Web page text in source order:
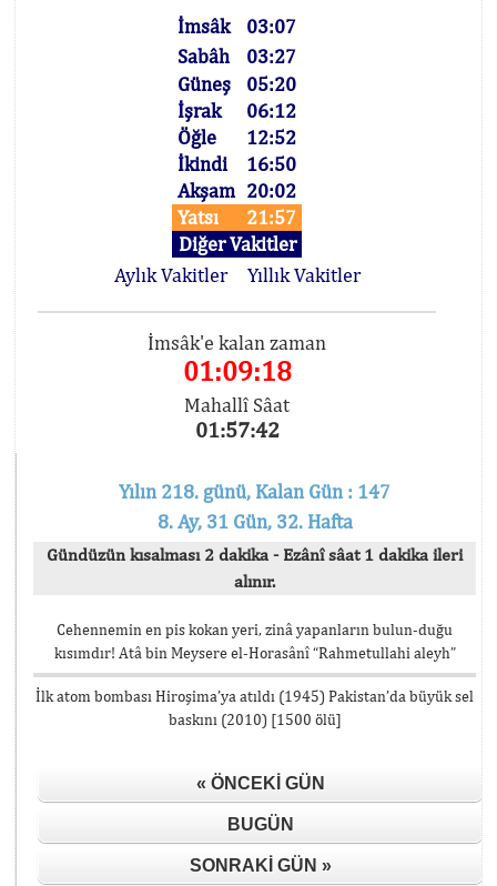
İmsâk
03:07
Sabâh
03:27
Güneş
05:20
İşrak
06:12
Öğle
12:52
İkindi
16:50
Akşam 20:02
Yatsı
21:57
Diğer Vakitler
Aylık Vakitler
Yıllık Vakitler
İmsâk'e kalan zaman
01:09:18
Mahallî Sâat
01:57:42
Yılın 218. günü, Kalan Gün : 147
8. Ay, 31 Gün, 32. Hafta
Gündüzün kısalması 2 dakika - Ezânî sâat 1 dakika ileri
alınır.
Cehennemin en pis kokan yeri, zinâ yapanların bulun-duğu
kısımdır! Atâ bin Meysere el-Horasânî “Rahmetullahi aleyh”
İlk atom bombası Hiroşima’ya atıldı (1945) Pakistan’da büyük sel
baskını (2010) [1500 ölü]
« ÖNCEKI GÜN
BUGÜN
SONRAKI GÜN »